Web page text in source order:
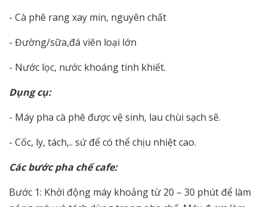
- Cà phê rang xay min, nguyên chất
- Đường/sữa,đá viên loại lớn
- Nước lọc, nước khoáng tinh khiết.
Dụng cụ:
- Máy pha cà phê được vệ sinh, lau chùi sạch sẽ.
- Cốc, ly, tách,.. sứ để có thể chịu nhiệt cao.
Các bước pha chế cafe:
Bước 1: Khởi động máy khoảng từ 20 – 30 phút để làm